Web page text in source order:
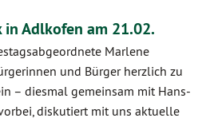
in Adlkofen am 21.02.
Marlene
und Bürger herzlich zu
– diesmal gemeinsam mit Hans-
diskutiert mit uns aktuelle